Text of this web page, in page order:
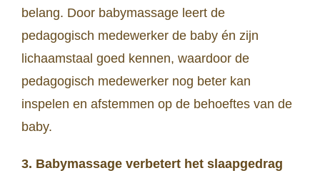
belang. Door babymassage leert de
pedagogisch medewerker de baby én zijn
lichaamstaal goed kennen, waardoor de
pedagogisch medewerker nog beter kan
inspelen en afstemmen op de behoeftes van de
baby.
3. Babymassage verbetert het slaapgedrag